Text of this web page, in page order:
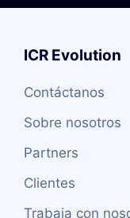
ICR Evolution
Contáctanos
Sobre nosotros
Partners
Clientes
Trabaja con